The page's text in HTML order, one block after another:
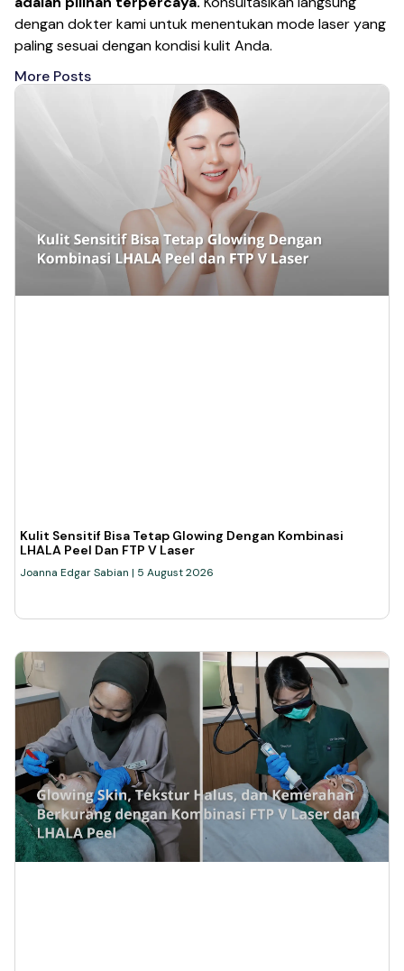
dengan dokter kami untuk menentukan mode laser yang
paling sesuai dengan kondisi kulit Anda.
More Posts
Kulit Sensitif Bisa Tetap Glowing Dengan Kombinasi
LHALA Peel Dan FTP V Laser
Joanna Edgar Sabian 5 August 2026